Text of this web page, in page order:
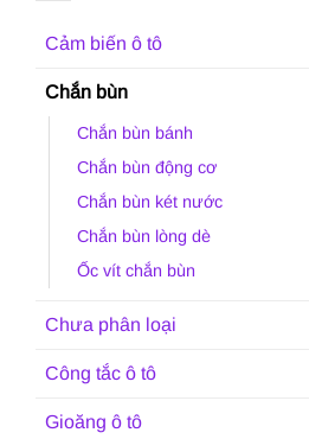
Cảm biến ô tô
Chắn bùn
Chắn bùn bánh
Chắn bùn động cơ
Chắn bùn két nước
Chắn bùn lòng dè
Ốc vít chắn bùn
Chưa phân loại
Công tắc ô tô
Gioăng ô tô